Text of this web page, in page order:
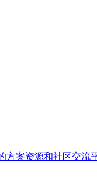
案资源和社区交流